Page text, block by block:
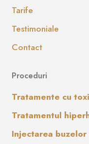
Tarife
Testimoniale
Contact
Proceduri
Tratamente cu
Tratamentul
Injectarea